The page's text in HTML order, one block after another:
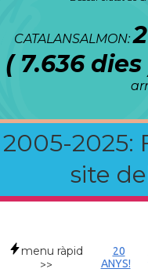
CATALANSALMON:
( 7.636 dies
2005-2025:
site
menu ràpid
>>
20
ANYS!